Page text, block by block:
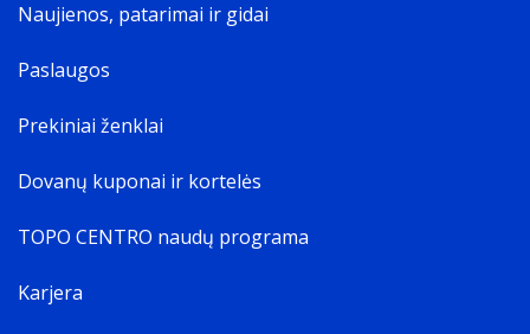
Naujienos, patarimai ir gidai
Paslaugos
Prekiniai ženklai
Dovanų kuponai ir kortelės
TOPO CENTRO naudų programa
Karjera